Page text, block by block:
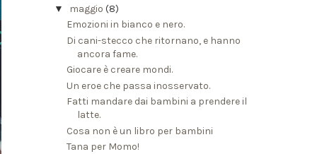
▼ maggio (8)
Emozioni in bianco e nero.
Di cani-stecco che ritornano, e hanno
ancora fame.
Giocare è creare mondi.
Un eroe che passa inosservato.
Fatti mandare dai bambini a prendere il
latte.
Cosa non è un libro per bambini
Tana per Momo!